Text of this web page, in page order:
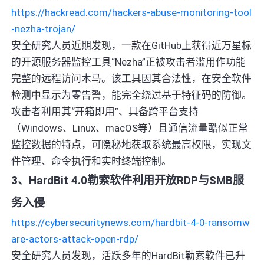
https://hackread.com/hackers-abuse-monitoring-tool
-nezha-trojan/
安全研究人员近期发现，一款在GitHub上获得近万星标
的开源服务器监控工具“Nezha”正被攻击者滥用作功能
完整的远程访问木马。该工具因其合法性，在安全软件
检测中显示为零告警，能完全绕过基于特征码的防御。
攻击者利用其“开箱即用”、具备跨平台支持
（Windows、Linux、macOS等）且通信流量酷似正常
监控数据的特点，可隐秘地获取系统最高权限，实现文
件管理、命令执行和实时终端控制。
3、HardBit 4.0勒索软件利用开放RDP与SMB服
务入侵
https://cybersecuritynews.com/hardbit-4-0-ransomw
are-actors-attack-open-rdp/
安全研究人员发现，活跃多年的HardBit勒索软件已升